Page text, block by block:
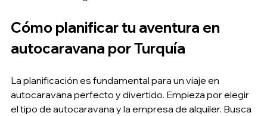
Cómo planificar tu aventura en
autocaravana por Turquía
La planificación es fundamental para un viaje en
autocaravana perfecto y divertido. Empieza por elegir
el tipo de autocaravana y la empresa de alquiler. Busca